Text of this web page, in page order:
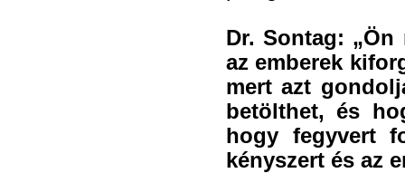
Dr. Sontag: „Ön
az emberek
mert azt
betölthet, és
hogy fegyvert
kényszert és az